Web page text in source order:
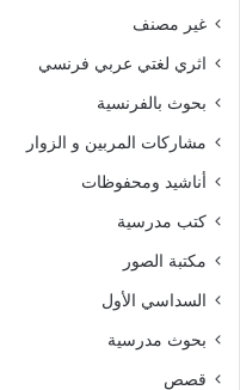
غير مصنف
اثري لغتي عربي فرنسي
بحوث بالفرنسية
مشاركات المربين و الزوار
أناشيد ومحفوظات
كتب مدرسية
مكتبة الصور
السداسي الأول
بحوث مدرسية
قصص